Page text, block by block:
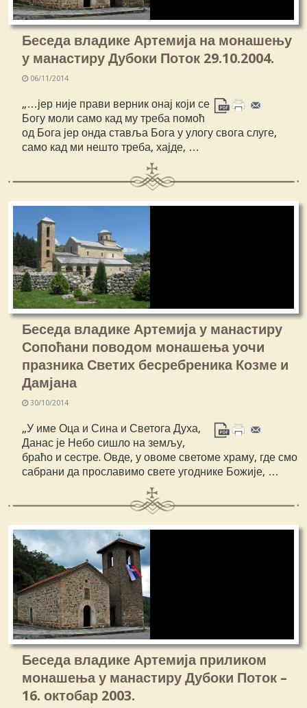
Беседа владике Артемија на монашењу
у манастиру Дубоки Поток 29.10.2004.
06/11/2014
„…јер није прави верник онај који се
Богу моли само кад му треба помоћ
од Бога јер онда ставља Бога у улогу свога слуге,
само кад ми нешто треба, хајде, …
Беседа владике Артемија у манастиру
Сопоћани поводом монашења уочи
празника Светих бесребреника Козме и
Дамјана
30/10/2014
„У име Оца и Сина и Светога Духа,
Данас је Небо сишло на земљу,
браћо и сестре. Овде, у овоме светоме храму, где смо
сабрани да прославимо свете угоднике Божије, …
Беседа владике Артемија приликом
монашења у манастиру Дубоки Поток –
16. октобар 2003.